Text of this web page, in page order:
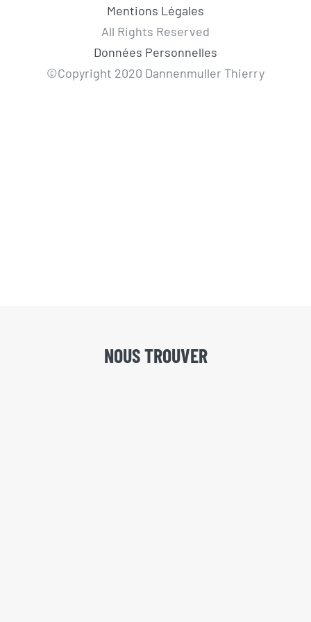
Mentions Légales
All Rights Reserved
Données Personnelles
©Copyright 2020 Dannenmuller Thierry
NOUS TROUVER